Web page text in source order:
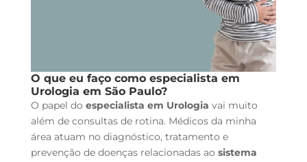
O que eu faço como especialista em
Urologia em São Paulo?
O papel do especialista em Urologia vai muito
além de consultas de rotina. Médicos da minha
área atuam no diagnóstico, tratamento e
prevenção de doenças relacionadas ao sistema